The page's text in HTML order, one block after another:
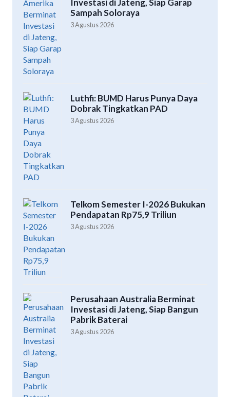
Investasi di Jateng, Siap Garap
Sampah Soloraya
3 Agustus 2026
Luthfi: BUMD Harus Punya Daya
Dobrak Tingkatkan PAD
3 Agustus 2026
Telkom Semester I-2026 Bukukan
Pendapatan Rp75,9 Triliun
3 Agustus 2026
Perusahaan Australia Berminat
Investasi di Jateng, Siap Bangun
Pabrik Baterai
3 Agustus 2026